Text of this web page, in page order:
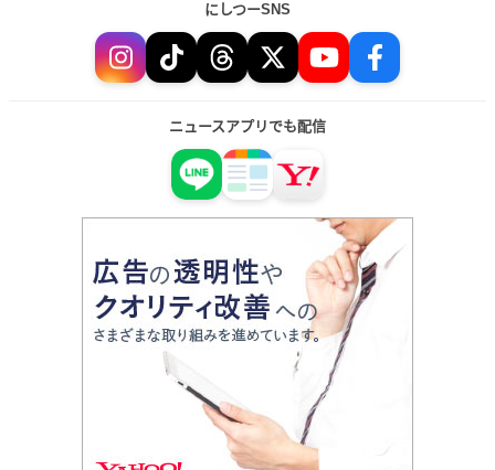
にしつーSNS
ニュースアプリでも配信